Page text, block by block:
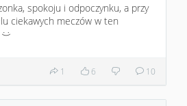
spokoju i odpoczynku, a przy
ciekawych meczów w ten
:)
1 6 10